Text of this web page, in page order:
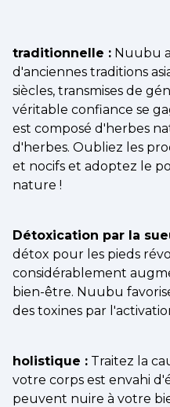
traditionnelle : Nuubu
d'anciennes traditions
siècles, transmises de
véritable confiance se
est composé d'herbes
d'herbes. Oubliez les
et nocifs et adoptez le
nature !
Détoxication par la
détox pour les pieds
considérablement
bien-être. Nuubu
des toxines par
holistique : Traitez la
votre corps est envahi
peuvent nuire à votre